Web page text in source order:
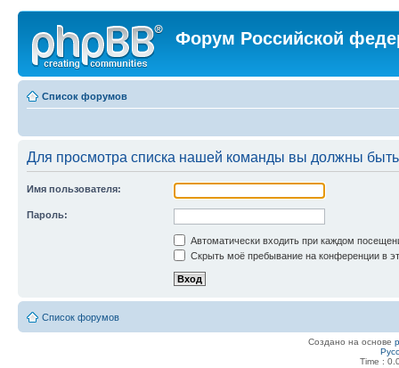
Форум Российской
Список форумов
Для просмотра списка нашей команды вы должны
Имя пользователя:
Пароль:
Автоматически входить при каждом
Скрыть моё пребывание на конференции в
Список форумов
Создано на основе
Time :